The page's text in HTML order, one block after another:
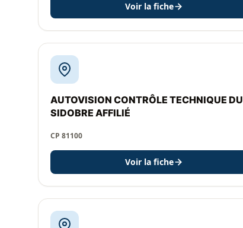
Voir la fiche
AUTOVISION CONTRÔLE TECHNIQUE DU
SIDOBRE AFFILIÉ
CP 81100
Voir la fiche